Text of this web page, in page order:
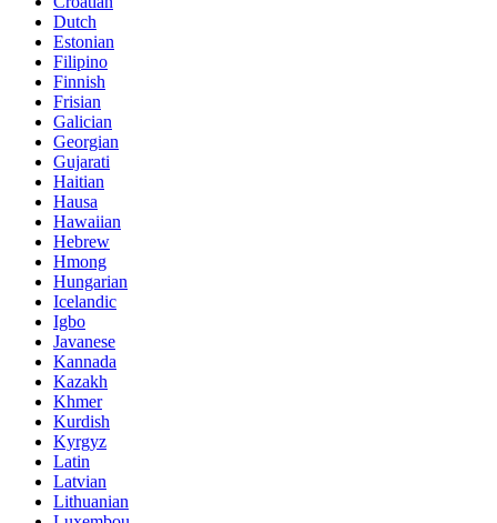
Dutch
Estonian
Filipino
Finnish
Frisian
Galician
Georgian
Gujarati
Haitian
Hausa
Hawaiian
Hebrew
Hmong
Hungarian
Icelandic
Igbo
Javanese
Kannada
Kazakh
Khmer
Kurdish
Kyrgyz
Latin
Latvian
Lithuanian